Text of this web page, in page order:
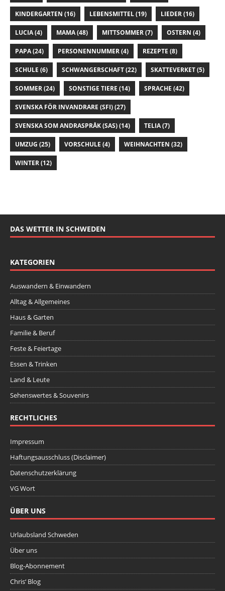
KINDERGARTEN (16) LEBENSMITTEL(19) LIEDER(16)
LUCIA(4) MAMA(48) MITTSOMMER(7) OSTERN (4)
PAPA(24) PERSONENNUMMER(4) REZEPTE (8)
SCHULE (6) SCHWANGERSCHAFT(22) SKATTEVERKET(5)
SOMMER(24) SONSTIGE TIERE (14) SPRACHE (42)
SVENSKA FÖR INVANDRARE (SFI)(27)
SVENSKA SOM ANDRASPRÅK (SAS)(14) TELIA(7)
UMZUG (25) VORSCHULE (4) WEIHNACHTEN (32)
WINTER(12)
DAS WETTER IN SCHWEDEN
KATEGORIEN
Auswandern & Einwandern
Alltag & Allgemeines
Haus & Garten
Familie & Beruf
Feste & Feiertage
Essen & Trinken
Land & Leute
Sehenswertes & Souvenirs
RECHTLICHES
Impressum
Haftungsausschluss (Disclaimer)
Datenschutzerklärung
VG Wort
ÜBER UNS
Urlaubsland Schweden
Über uns
Blog-Abonnement
Chris‘ Blog